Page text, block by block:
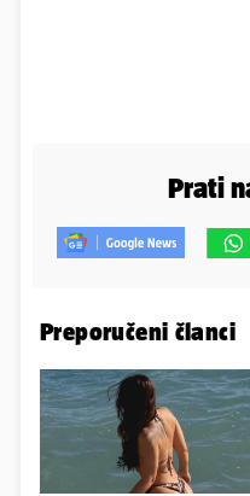
Prati
Preporučeni članci